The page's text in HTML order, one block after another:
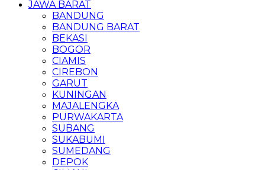
JAWA BARAT
BANDUNG
BANDUNG BARAT
BEKASI
BOGOR
CIAMIS
CIREBON
GARUT
KUNINGAN
MAJALENGKA
PURWAKARTA
SUBANG
SUKABUMI
SUMEDANG
DEPOK